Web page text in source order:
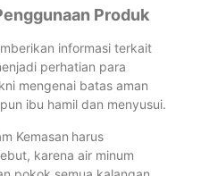
Produk
informasi terkait
perhatian para
mengenai batas aman
ibu hamil dan menyusui.
Kemasan harus
karena air minum